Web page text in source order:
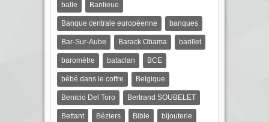
balle Banlieue
Banque centrale européenne banques
Bar-Sur-Aube Barack Obama barillet
baromètre bataclan BCE
bébé dans le coffre Belgique
Benicio Del Toro Bertrand SOUBELET
Bettant Béziers Bible bijouterie